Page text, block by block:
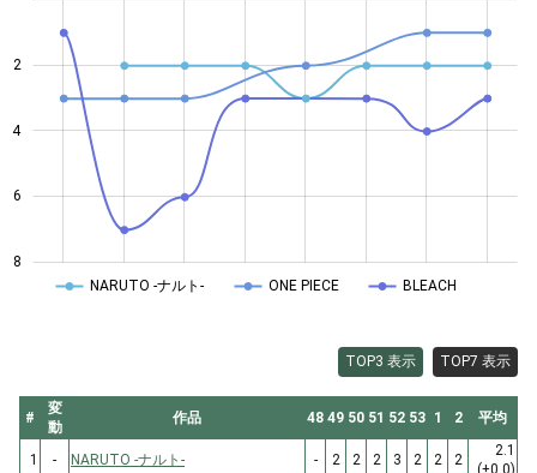
4
2
4
6
8
NARUTO -ナルト- ONE PIECE BLEACH
TOP3 表示 TOP7 表示
#
変
動
作品 48 49 50 51 52 53 1 2 平均
1 - NARUTO -ナルト- - 2 2 2 3 2 2 2
2.1
(±0.0)